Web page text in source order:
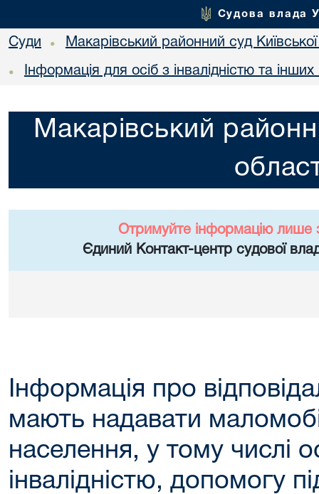
Судова влада
Суди • Макарівський районний суд Київської
• Інформація для осіб з інвалідністю та
Макарівський
Отримуйте інформацію лише
Єдиний Контакт-центр судової
Інформація про
мають надавати
населення, у тому числі
інвалідністю, допомогу